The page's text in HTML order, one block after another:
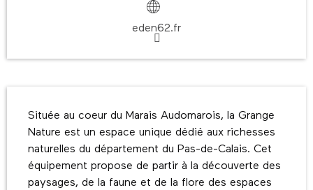
eden62.fr
Située au coeur du Marais Audomarois, la Grange
Nature est un espace unique dédié aux richesses
naturelles du département du Pas-de-Calais. Cet
équipement propose de partir à la découverte des
paysages, de la faune et de la flore des espaces